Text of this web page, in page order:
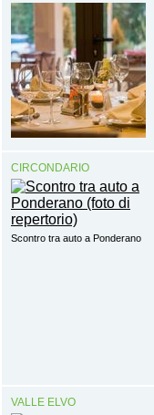
CIRCONDARIO
Scontro tra auto a Ponderano
VALLE ELVO